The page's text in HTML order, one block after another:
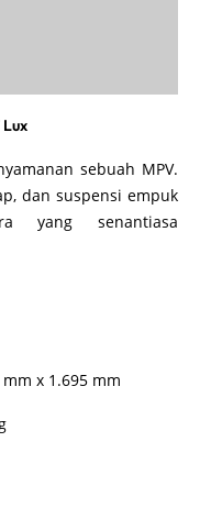
sebuah MPV.
dan suspensi empuk
yang senantiasa
mm x 1.695 mm